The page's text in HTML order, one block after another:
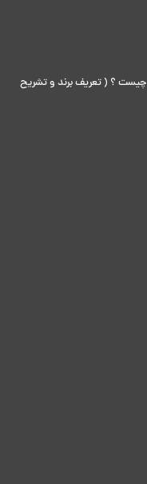
برند Brand چیست ؟ ( تعریف برند و تشریح